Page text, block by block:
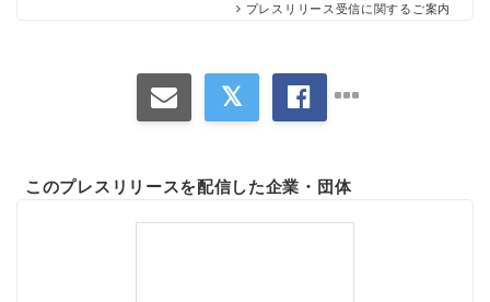
プレスリリース受信に関するご案内
このプレスリリースを配信した企業・団体